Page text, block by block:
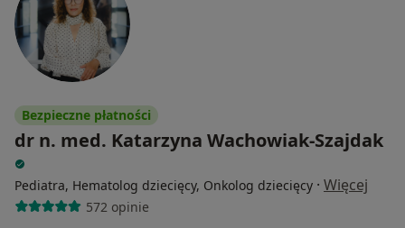
Bezpieczne płatności
dr n. med. Katarzyna Wachowiak-Szajdak
Pediatra, Hematolog dziecięcy, Onkolog dziecięcy · Więcej
572 opinie